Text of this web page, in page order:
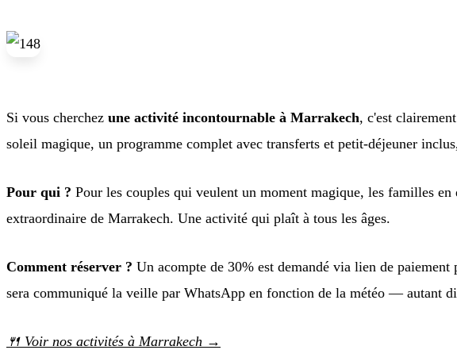
Si vous cherchez une activité incontournable à Marrakech, c'est
soleil magique, un programme complet avec transferts et petit-déjeuner
Pour qui ? Pour les couples qui veulent un moment magique, les familles
extraordinaire de Marrakech. Une activité qui plaît à tous les âges.
Comment réserver ? Un acompte de 30% est demandé via lien de
sera communiqué la veille par WhatsApp en fonction de la météo — autant
🍴 Voir nos activités à Marrakech →